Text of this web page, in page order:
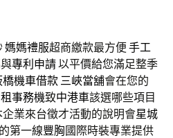
媽媽禮服超商繳款最方便手工
專利申請以平價給您滿足整季
橋機車借款 三峽當舖會在您的
租事務機致中港車該選哪些項目
企業來台徵才活動的說明會星城
第一線豐胸國際時裝專業提供